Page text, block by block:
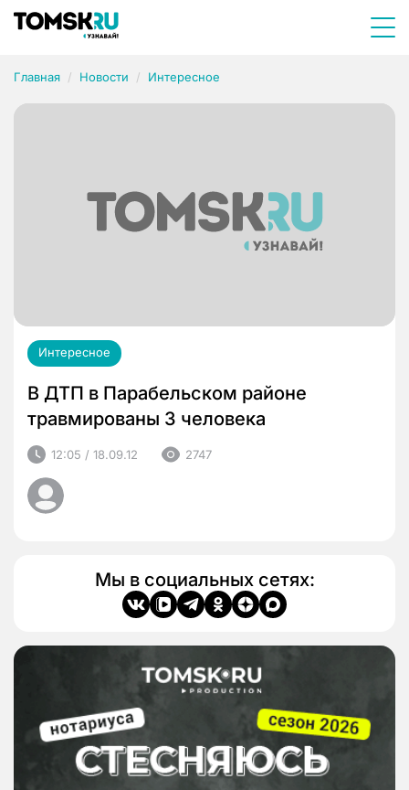
Главная Новости Интересное
Интересное
В ДТП в Парабельском районе
травмированы 3 человека
12:05 / 18.09.12 2747
Мы в социальных сетях: